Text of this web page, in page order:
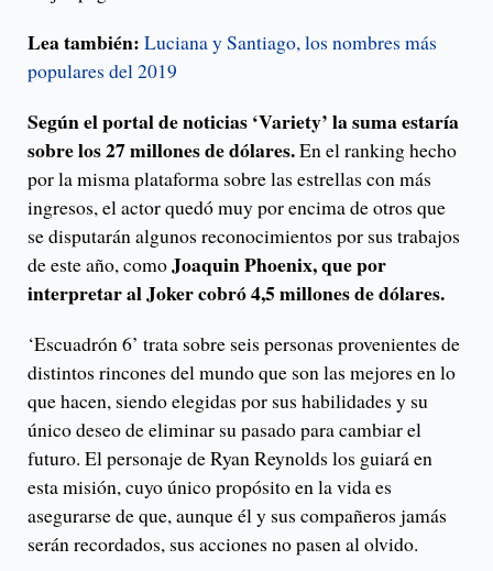
Lea también: Luciana y Santiago, los nombres más
populares del 2019
Según el portal de noticias ‘Variety’ la suma estaría
sobre los 27 millones de dólares.En el ranking hecho
por la misma plataforma sobre las estrellas con más
ingresos, el actor quedó muy por encima de otros que
se disputarán algunos reconocimientos por sus trabajos
de este año, comoJoaquin Phoenix, que por
interpretar al Joker cobró 4,5 millones de dólares.
‘Escuadrón 6’ trata sobre seis personas provenientes de
distintos rincones del mundo que son las mejores en lo
que hacen, siendo elegidas por sus habilidades y su
único deseo de eliminar su pasado para cambiar el
futuro. El personaje de Ryan Reynolds los guiará en
esta misión, cuyo único propósito en la vida es
asegurarse de que, aunque él y sus compañeros jamás
serán recordados, sus acciones no pasen al olvido.